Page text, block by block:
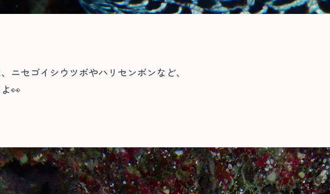
ニセゴイシウツボやハリセンボンなど、
👀